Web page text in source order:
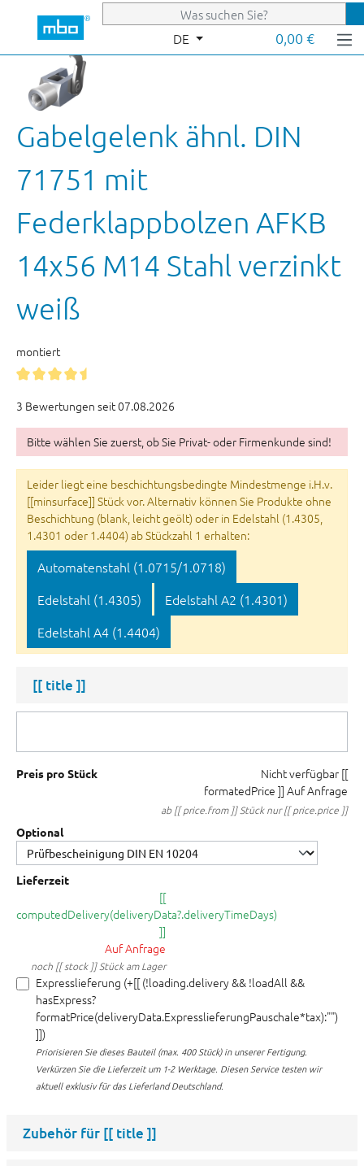
Zum Hauptinhalt springen
DE 0,00 €
Gabelgelenk ähnl. DIN
71751 mit
Federklappbolzen AFKB
14x56 M14 Stahl verzinkt
weiß
montiert
3 Bewertungen seit 07.08.2026
Bitte wählen Sie zuerst, ob Sie Privat- oder Firmenkunde sind!
Leider liegt eine beschichtungsbedingte Mindestmenge i.H.v.
[[minsurface]] Stück vor. Alternativ können Sie Produkte ohne
Beschichtung (blank, leicht geölt) oder in Edelstahl (1.4305,
1.4301 oder 1.4404) ab Stückzahl 1 erhalten:
Automatenstahl (1.0715/1.0718)
Edelstahl (1.4305)
Edelstahl A2 (1.4301)
Edelstahl A4 (1.4404)
[[ title ]]
Preis pro Stück Nicht verfügbar [[
formatedPrice ]] Auf Anfrage
ab [[ price.from ]] Stück nur [[ price.price ]]
Optional
Lieferzeit
[[
computedDelivery(deliveryData?.deliveryTimeDays)
]]
Auf Anfrage
noch [[ stock ]] Stück am Lager
Expresslieferung (+[[ (!loading.delivery && !loadAll &&
hasExpress?
formatPrice(deliveryData.ExpresslieferungPauschale*tax):"")
]])
Priorisieren Sie dieses Bauteil (max. 400 Stück) in unserer Fertigung.
Verkürzen Sie die Lieferzeit um 1-2 Werktage. Diesen Service testen wir
aktuell exklusiv für das Lieferland Deutschland.
Zubehör für [[ title ]]